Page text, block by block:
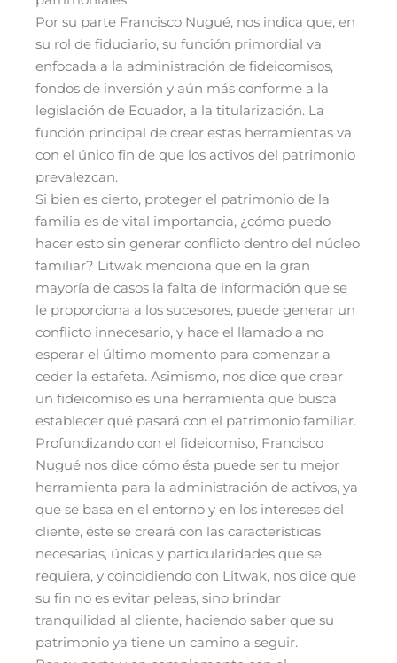
Por su parte Francisco Nugué, nos indica que, en
su rol de fiduciario, su función primordial va
enfocada a la administración de fideicomisos,
fondos de inversión y aún más conforme a la
legislación de Ecuador, a la titularización. La
función principal de crear estas herramientas va
con el único fin de que los activos del patrimonio
prevalezcan.
Si bien es cierto, proteger el patrimonio de la
familia es de vital importancia, ¿cómo puedo
hacer esto sin generar conflicto dentro del núcleo
familiar? Litwak menciona que en la gran
mayoría de casos la falta de información que se
le proporciona a los sucesores, puede generar un
conflicto innecesario, y hace el llamado a no
esperar el último momento para comenzar a
ceder la estafeta. Asimismo, nos dice que crear
un fideicomiso es una herramienta que busca
establecer qué pasará con el patrimonio familiar.
Profundizando con el fideicomiso, Francisco
Nugué nos dice cómo ésta puede ser tu mejor
herramienta para la administración de activos, ya
que se basa en el entorno y en los intereses del
cliente, éste se creará con las características
necesarias, únicas y particularidades que se
requiera, y coincidiendo con Litwak, nos dice que
su fin no es evitar peleas, sino brindar
tranquilidad al cliente, haciendo saber que su
patrimonio ya tiene un camino a seguir.